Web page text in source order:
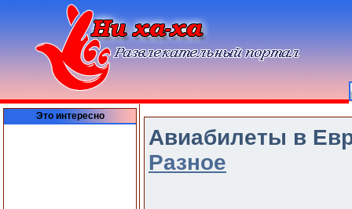
Это интересно
Авиабилеты в
Разное